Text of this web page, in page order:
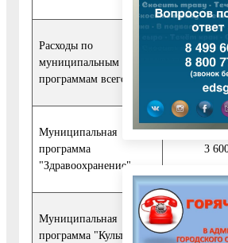
Расходы по
муниципальным
программам всего*:
9 174
Муниципальная
программа
"Здравоохранение"
3
Муниципальная
программа "Культура и
815